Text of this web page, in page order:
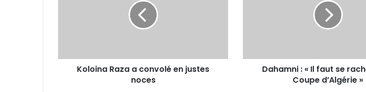
Koloina Raza a convolé en justes
noces
Dahamni : « Il faut se
Coupe d’Algérie »